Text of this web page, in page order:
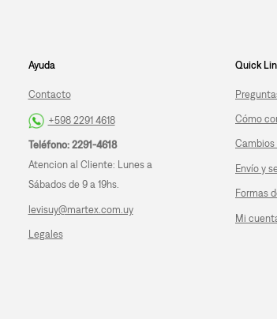
Ayuda
Contacto
+598 2291 4618
Teléfono: 2291-4618
Atencion al Cliente: Lunes a
Sábados de 9 a 19hs.
levisuy@martex.com.uy
Legales
Quick
Cómo
Cambios
Envío y
Formas
Mi